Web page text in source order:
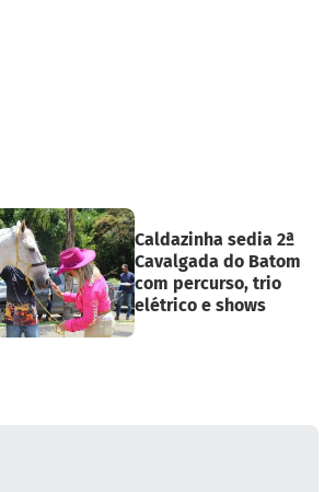
Caldazinha sedia 2ª
Cavalgada do Batom
com percurso, trio
elétrico e shows